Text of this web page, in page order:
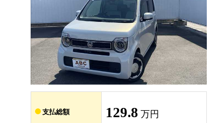
支払総額 129.8 万円